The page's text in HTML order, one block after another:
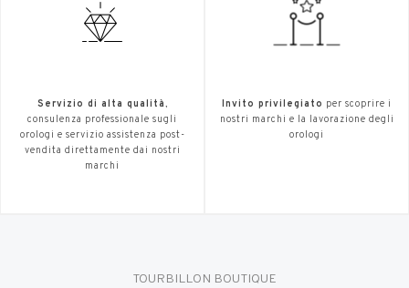
Servizio di alta qualità,
consulenza professionale sugli
orologi e servizio assistenza post-
vendita direttamente dai nostri
marchi
Invito privilegiato per scoprire i
nostri marchi e la lavorazione degli
orologi
TOURBILLON BOUTIQUE